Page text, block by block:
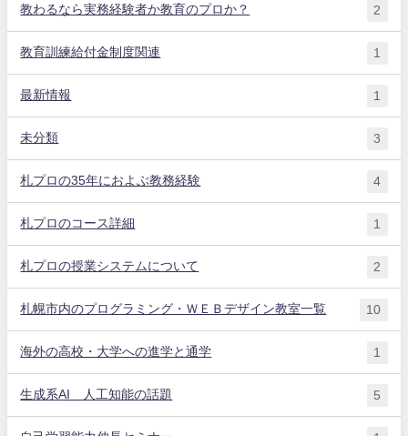
教わるなら実務経験者か教育のプロか？ 2
教育訓練給付金制度関連 1
最新情報 1
未分類 3
札プロの35年におよぶ教務経験 4
札プロのコース詳細 1
札プロの授業システムについて 2
札幌市内のプログラミング・ＷＥＢデザイン教室一覧 10
海外の高校・大学への進学と通学 1
生成系AI 人工知能の話題 5